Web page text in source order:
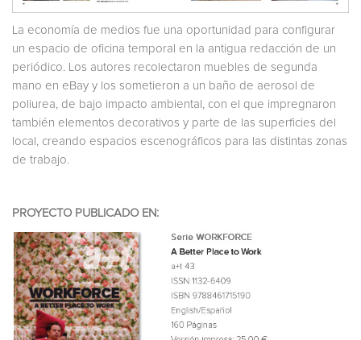
La economía de medios fue una oportunidad para configurar
un espacio de oficina temporal en la antigua redacción de un
periódico. Los autores recolectaron muebles de segunda
mano en eBay y los sometieron a un baño de aerosol de
poliurea, de bajo impacto ambiental, con el que impregnaron
también elementos decorativos y parte de las superficies del
local, creando espacios escenográficos para las distintas zonas
de trabajo.
PROYECTO PUBLICADO EN: